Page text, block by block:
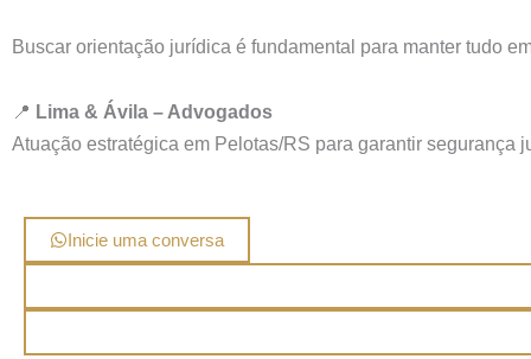
Buscar orientação jurídica é fundamental para manter tudo
📍 Lima & Ávila – Advogados
Atuação estratégica em Pelotas/RS para garantir segurança
Inicie uma conversa